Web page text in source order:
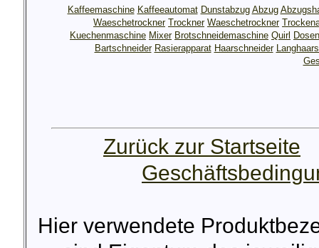
Kaffeemaschine Kaffeeautomat Dunstabzug Abzug
Waeschetrockner Trockner Waeschetrockner
Kuechenmaschine Mixer Brotschneidemaschine Quirl
Bartschneider Rasierapparat Haarschneider
Zurück zur Startseite
Hier verwendete